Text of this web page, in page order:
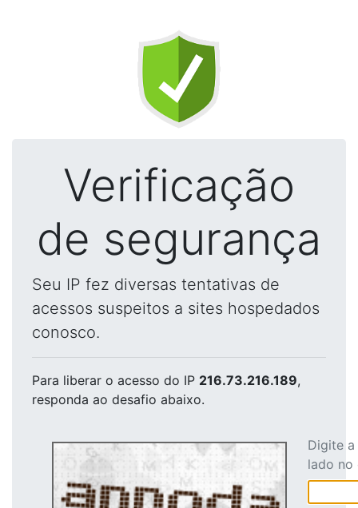
Verificação
de segurança
Seu IP fez diversas tentativas de
acessos suspeitos a sites hospedados
conosco.
Para liberar o acesso do IP 216.73.216.189,
responda ao desafio abaixo.
Digite
lado no